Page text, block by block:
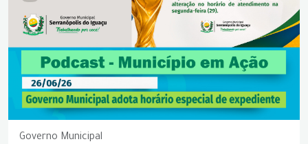
Governo Municipal